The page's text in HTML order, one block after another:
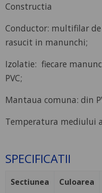
Constructia
Conductor: multifilar
rasucit in manunchi;
Izolatie: fiecare
PVC;
Mantaua comuna: din
Temperatura mediului
SPECIFICATII
Sectiunea Culoarea